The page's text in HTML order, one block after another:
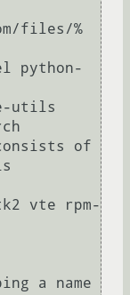
files/%
of
a name